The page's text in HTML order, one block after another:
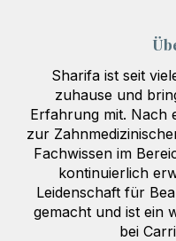
Sharifa ist seit
zuhause und
Erfahrung mit. Nach
zur
Fachwissen im
kontinuierlich
Leidenschaft für
gemacht und ist ein
bei